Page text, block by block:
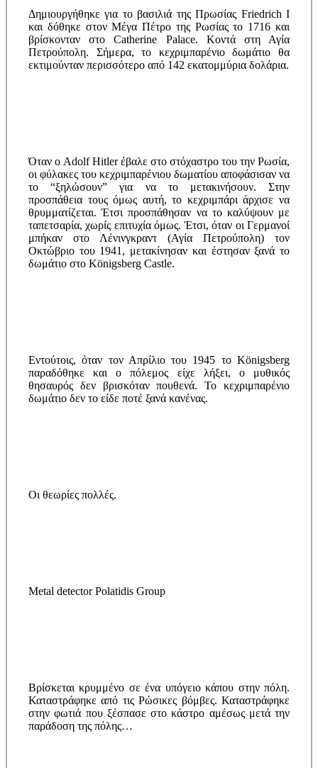
Δημιουργήθηκε για το βασιλιά της Πρωσίας Friedrich I
και δόθηκε στον Μέγα Πέτρο της Ρωσίας το 1716 και
βρίσκονταν στο Catherine Palace. Κοντά στη Αγία
Πετρούπολη. Σήμερα, το κεχριμπαρένιο δωμάτιο θα
εκτιμούνταν περισσότερο από 142 εκατομμύρια δολάρια.
Όταν ο Adolf Hitler έβαλε στο στόχαστρο του την Ρωσία,
οι φύλακες του κεχριμπαρένιου δωματίου αποφάσισαν να
το “ξηλώσουν” για να το μετακινήσουν. Στην
προσπάθεια τους όμως αυτή, το κεχριμπάρι άρχισε να
θρυμματίζεται. Έτσι προσπάθησαν να το καλύψουν με
ταπετσαρία, χωρίς επιτυχία όμως. Έτσι, όταν οι Γερμανοί
μπήκαν στο Λένινγκραντ (Αγία Πετρούπολη) τον
Οκτώβριο του 1941, μετακίνησαν και έστησαν ξανά το
δωμάτιο στο Königsberg Castle.
Εντούτοις, όταν τον Απρίλιο του 1945 το Königsberg
παραδόθηκε και ο πόλεμος είχε λήξει, ο μυθικός
θησαυρός δεν βρισκόταν πουθενά. Το κεχριμπαρένιο
δωμάτιο δεν το είδε ποτέ ξανά κανένας.
Οι θεωρίες πολλές.
Metal detector Polatidis Group
Βρίσκεται κρυμμένο σε ένα υπόγειο κάπου στην πόλη.
Καταστράφηκε από τις Ρώσικες βόμβες. Καταστράφηκε
στην φωτιά που ξέσπασε στο κάστρο αμέσως μετά την
παράδοση της πόλης…